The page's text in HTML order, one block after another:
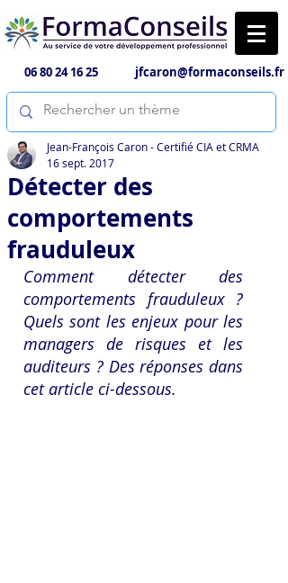
06 80 24 16 25 jfcaron@formaconseils.fr
Détecter des
comportements
frauduleux
Jean-François Caron - Certifié CIA et CRMA
16 sept. 2017
Comment détecter des
comportements frauduleux ?
Quels sont les enjeux pour les
managers de risques et les
auditeurs ? Des réponses dans
cet article ci-dessous.